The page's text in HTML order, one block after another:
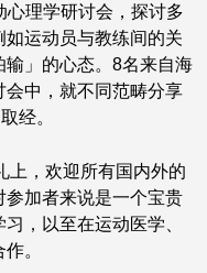
理学研讨会，探讨多
运动员与教练间的关
」的心态。8名来自海
中，就不同范畴分享
经。
上，欢迎所有国内外的
加者来说是一个宝贵
，以至在运动医学、
。